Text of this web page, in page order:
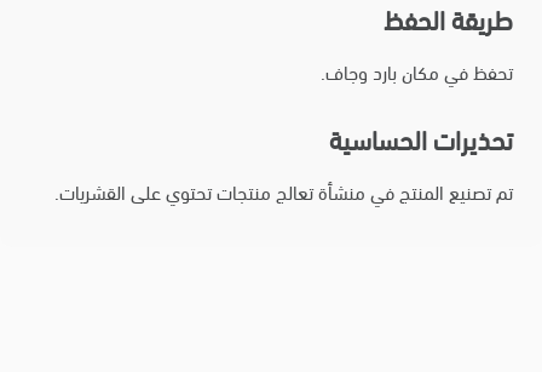
طريقة الحفظ
تحفظ في مكان بارد وجاف.
تحذيرات الحساسية
تم تصنيع المنتج في منشأة تعالج منتجات تحتوي على القشريات.